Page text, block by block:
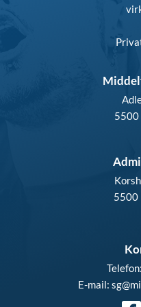
5500
E-mail: sg